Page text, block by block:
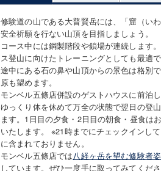
修験道の山である大普賢岳には、「窟（い
安全祈願を行ない山頂を目指しましょう。
コース中には鋼製階段や鎖場が連続します
ス登山に向けたトレーニングとしても最適
途中にある石の鼻や山頂からの景色は格別
原も望めます。
モンベル五條店併設のゲストハウスに前泊
ゆっくり体を休めて万全の状態で翌日の登
ます。1日目の夕食・2日目の朝食・昼食は
いたします。 ※21時までにチェックインし
に含まれておりません。
モンベル五條店では八経ヶ岳を望む修験者
しています。ぜひ一度手に取ってみてくだ